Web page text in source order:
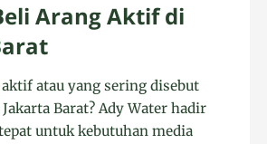
Arang Aktif di
atau yang sering disebut
Barat? Ady Water hadir
untuk kebutuhan media